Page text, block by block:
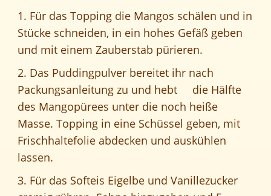
1. Für das Topping die Mangos schälen und in
Stücke schneiden, in ein hohes Gefäß geben
und mit einem Zauberstab pürieren.
2. Das Puddingpulver bereitet ihr nach
Packungsanleitung zu und hebt die Hälfte
des Mangopürees unter die noch heiße
Masse. Topping in eine Schüssel geben, mit
Frischhaltefolie abdecken und auskühlen
lassen.
3. Für das Softeis Eigelbe und Vanillezucker